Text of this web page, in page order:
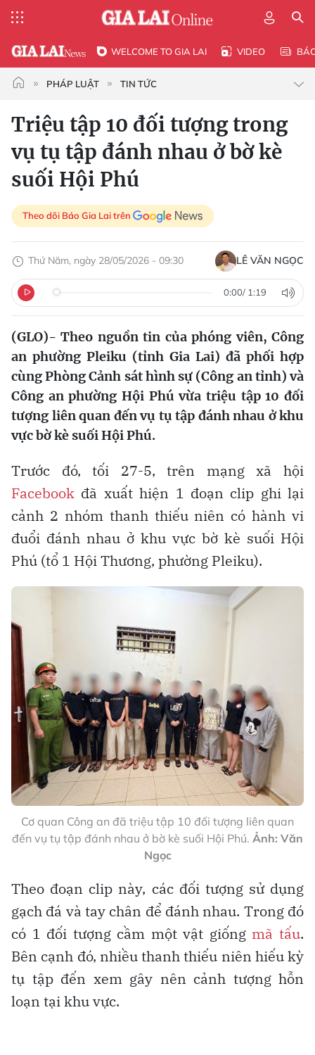
WELCOME TO GIA LAI VIDEO
PHÁP LUẬT TIN TỨC
Triệu tập 10 đối tượng trong
vụ tụ tập đánh nhau ở bờ kè
suối Hội Phú
Theo dõi Báo Gia Lai trên
Thứ Năm, ngày 28/05/2026 - 09:30 LÊ VĂN NGỌC
0:00/ 1:19
(GLO)- Theo nguồn tin của phóng viên, Công
an phường Pleiku (tỉnh Gia Lai) đã phối hợp
cùng Phòng Cảnh sát hình sự (Công an tỉnh) và
Công an phường Hội Phú vừa triệu tập 10 đối
tượng liên quan đến vụ tụ tập đánh nhau ở khu
vực bờ kè suối Hội Phú.
Trước đó, tối 27-5, trên mạng xã hội
Facebook đã xuất hiện 1 đoạn clip ghi lại
cảnh 2 nhóm thanh thiếu niên có hành vi
đuổi đánh nhau ở khu vực bờ kè suối Hội
Phú (tổ 1 Hội Thương, phường Pleiku).
Cơ quan Công an đã triệu tập 10 đối tượng liên quan
đến vụ tụ tập đánh nhau ở bờ kè suối Hội Phú. Ảnh: Văn
Ngọc
Theo đoạn clip này, các đối tượng sử dụng
gạch đá và tay chân để đánh nhau. Trong đó
có 1 đối tượng cầm một vật giống mã tấu.
Bên cạnh đó, nhiều thanh thiếu niên hiếu kỳ
tụ tập đến xem gây nên cảnh tượng hỗn
loạn tại khu vực.